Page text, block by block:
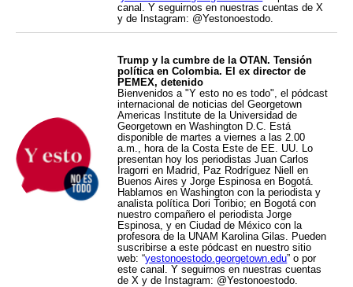
canal. Y seguirnos en nuestras cuentas de X
y de Instagram: @Yestonoestodo.
Trump y la cumbre de la OTAN. Tensión
política en Colombia. El ex director de
PEMEX, detenido
Bienvenidos a "Y esto no es todo", el pódcast
internacional de noticias del Georgetown
Americas Institute de la Universidad de
Georgetown en Washington D.C. Está
disponible de martes a viernes a las 2.00
a.m., hora de la Costa Este de EE. UU. Lo
presentan hoy los periodistas Juan Carlos
Iragorri en Madrid, Paz Rodríguez Niell en
Buenos Aires y Jorge Espinosa en Bogotá.
Hablamos en Washington con la periodista y
analista política Dori Toribio; en Bogotá con
nuestro compañero el periodista Jorge
Espinosa, y en Ciudad de México con la
profesora de la UNAM Karolina Gilas. Pueden
suscribirse a este pódcast en nuestro sitio
web: “yestonoestodo.georgetown.edu” o por
este canal. Y seguirnos en nuestras cuentas
de X y de Instagram: @Yestonoestodo.